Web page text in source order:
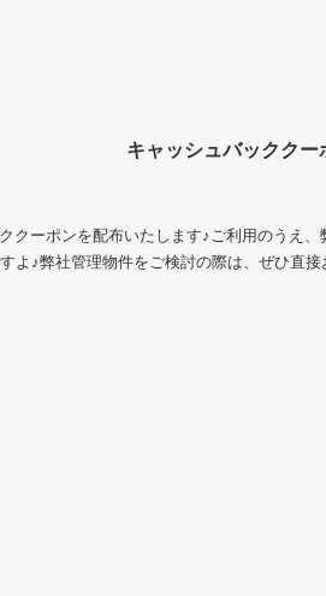
ーポンを配布いたします♪ご利用のうえ、